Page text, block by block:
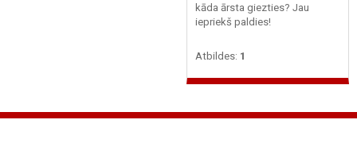
kāda ārsta giezties? Jau
iepriekš paldies!
Atbildes: 1